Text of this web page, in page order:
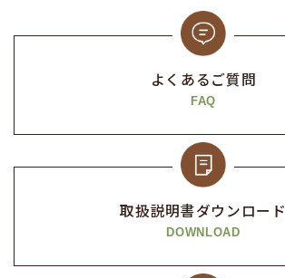
よくあるご質問
FAQ
取扱説明書ダウンロード
DOWNLOAD